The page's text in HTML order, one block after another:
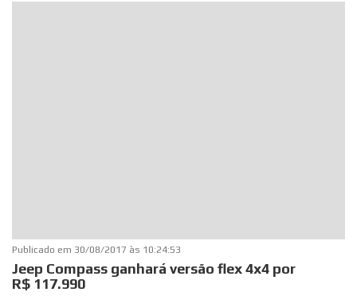
Publicado em 30/08/2017 às 10:24:53
Jeep Compass ganhará versão flex 4x4 por
R$ 117.990